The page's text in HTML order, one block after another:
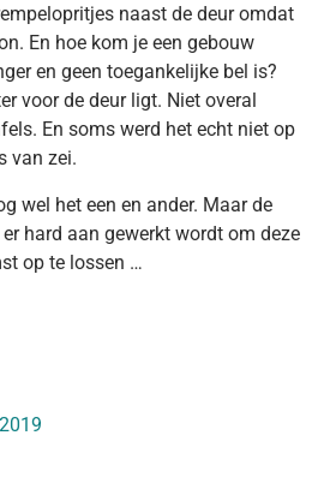
naast de deur omdat
En hoe kom je een gebouw
en geen toegankelijke bel is?
voor de deur ligt. Niet overal
En soms werd het echt niet op
van zei.
wel het een en ander. Maar de
hard aan gewerkt wordt om deze
op te lossen …